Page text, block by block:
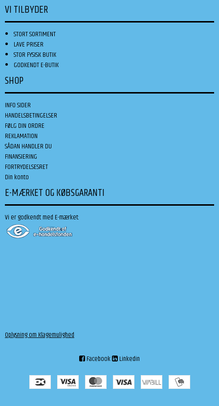
VI TILBYDER
STORT SORTIMENT
LAVE PRISER
STOR FYSISK BUTIK
GODKENDT E-BUTIK
SHOP
INFO SIDER
HANDELSBETINGELSER
FØLG DIN ORDRE
REKLAMATION
SÅDAN HANDLER DU
FINANSIERING
FORTRYDELSESRET
Din konto
E-MÆRKET OG KØBSGARANTI
Vi er godkendt med E-mærket:
Oplysning om Klagemulighed
Facebook Linkedin